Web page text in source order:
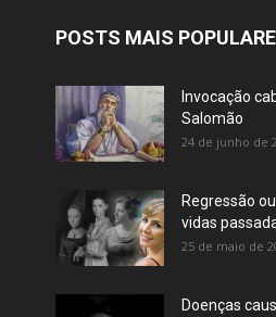
POSTS MAIS
Invocação
Salomão
24 de junho de
Regressão
vidas
25 de maio de
Doenças